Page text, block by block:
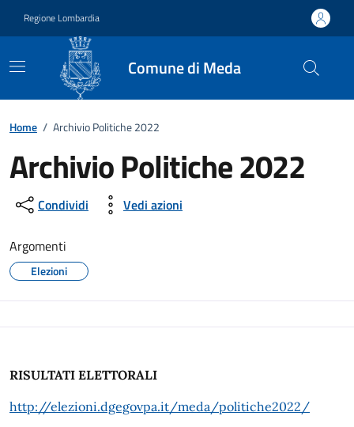
Regione Lombardia
Comune di Meda
Home / Archivio Politiche 2022
Archivio Politiche 2022
Condividi Vedi azioni
Argomenti
Elezioni
RISULTATI ELETTORALI
http://elezioni.dgegovpa.it/meda/politiche2022/